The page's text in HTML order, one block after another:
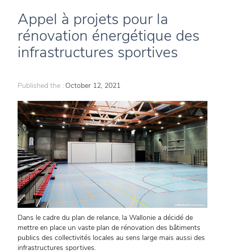
Appel à projets pour la
rénovation énergétique des
infrastructures sportives
Published the : October 12, 2021
Dans le cadre du plan de relance, la Wallonie a décidé de
mettre en place un vaste plan de rénovation des bâtiments
publics des collectivités locales au sens large mais aussi des
infrastructures sportives.